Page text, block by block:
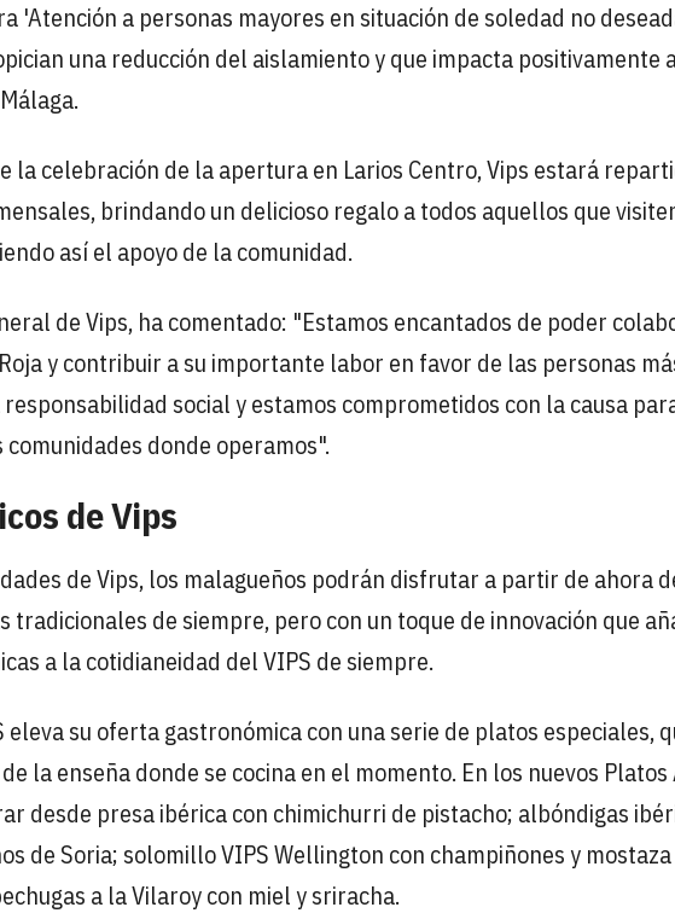
'Atención a personas mayores en situación de soledad no
una reducción del aislamiento y que impacta positivamente
la celebración de la apertura en Larios Centro, Vips estará
brindando un delicioso regalo a todos aquellos que
así el apoyo de la comunidad.
de Vips, ha comentado: "Estamos encantados de poder
y contribuir a su importante labor en favor de las personas
responsabilidad social y estamos comprometidos con la causa
donde operamos".
de Vips
de Vips, los malagueños podrán disfrutar a partir de ahora
tradicionales de siempre, pero con un toque de innovación que
a la cotidianeidad del VIPS de siempre.
eleva su oferta gastronómica con una serie de platos especiales,
la enseña donde se cocina en el momento. En los nuevos
desde presa ibérica con chimichurri de pistacho; albóndigas
de Soria; solomillo VIPS Wellington con champiñones y
a la Vilaroy con miel y sriracha.